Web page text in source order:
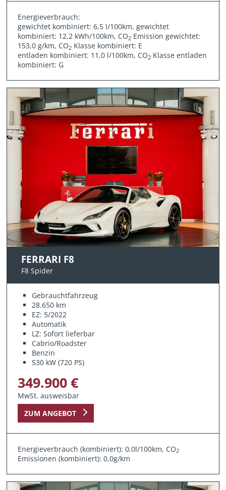
Energieverbrauch:
gewichtet kombiniert: 6,5 l/100km, gewichtet
kombiniert: 12,2 kWh/100km, CO2 Emission gewichtet:
153,0 g/km, CO2 Klasse kombiniert: E
entladen kombiniert: 11,0 l/100km, CO2 Klasse entladen
kombiniert: G
FERRARI F8
F8 Spider
Gebrauchtfahrzeug
28.650 km
EZ: 5/2022
Automatik
LZ: Sofort lieferbar
Cabrio/Roadster
Benzin
530 kW (720 PS)
349.900 €
MwSt. ausweisbar
ZUM ANGEBOT
Energieverbrauch (kombiniert): 0,0l/100km, CO2
Emissionen (kombiniert): 0,0g/km